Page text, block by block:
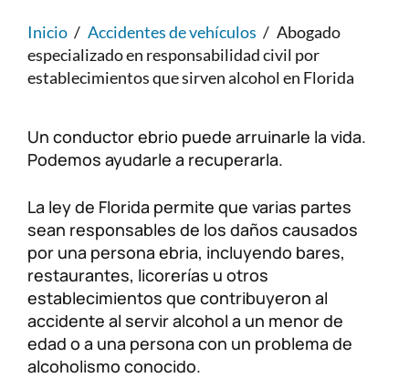
Lesiones personales
Compensación a trabajadores
Veterans Benefits
Class Actions
Mass Torts
FAQ
Carreras
Inicio / Accidentes de vehículos / Abogado
especializado en responsabilidad civil por
establecimientos que sirven alcohol en Florida
Un conductor ebrio puede arruinarle la vida.
Podemos ayudarle a recuperarla.
La ley de Florida permite que varias partes
sean responsables de los daños causados ​​
por una persona ebria, incluyendo bares,
restaurantes, licorerías u otros
establecimientos que contribuyeron al
accidente al servir alcohol a un menor de
edad o a una persona con un problema de
alcoholismo conocido.